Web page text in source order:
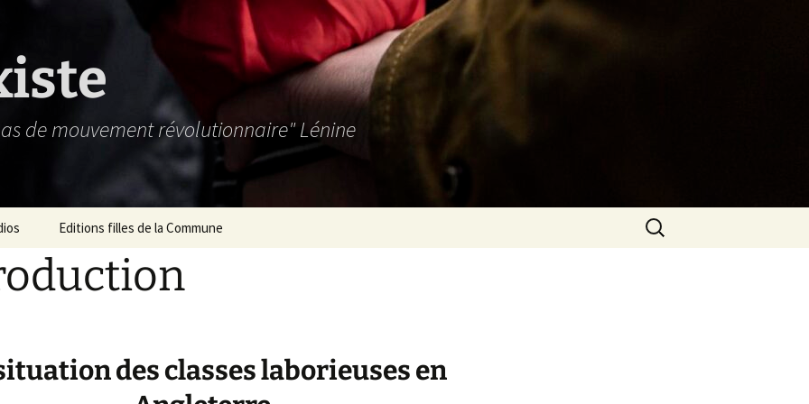
de mouvement révolutionnaire" Lénine
Editions filles de la Commune Rechercher :
des classes laborieuses en